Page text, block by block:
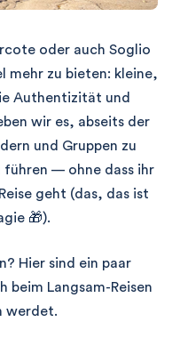
oder auch Soglio
mehr zu bieten: kleine,
Authentizität und
wir es, abseits der
und Gruppen zu
führen — ohne dass ihr
geht (das, das ist
🎁).
Hier sind ein paar
beim Langsam-Reisen
werdet.